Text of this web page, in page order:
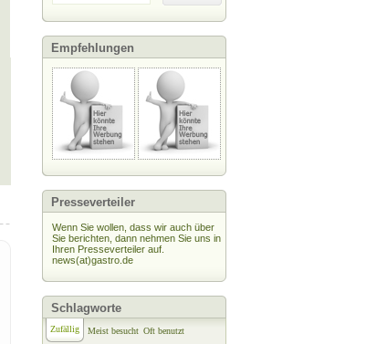
Empfehlungen
Presseverteiler
Wenn Sie wollen, dass wir auch über
Sie berichten, dann nehmen Sie uns in
Ihren Presseverteiler auf.
news(at)gastro.de
Schlagworte
Zufällig Meist besucht Oft benutzt